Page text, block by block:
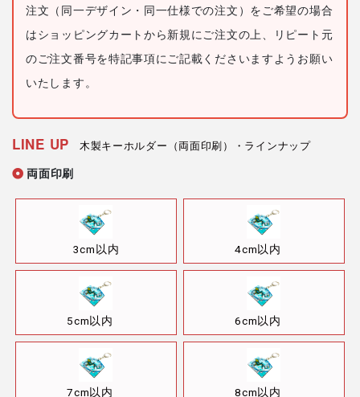
注文（同一デザイン・同一仕様での注文）をご希望の場合
はショッピングカートから新規にご注文の上、リピート元
のご注文番号を特記事項にご記載くださいますようお願い
いたします。
LINE UP 木製キーホルダー（両面印刷）・ラインナップ
両面印刷
3cm以内 4cm以内
5cm以内 6cm以内
7cm以内 8cm以内